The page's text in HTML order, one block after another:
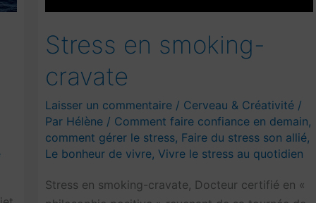
Stress en smoking-
cravate
Laisser un commentaire / Cerveau & Créativité /
Par Hélène / Comment faire confiance en demain,
comment gérer le stress, Faire du stress son allié,
Le bonheur de vivre, Vivre le stress au quotidien
Stress en smoking-cravate, Docteur certifié en «